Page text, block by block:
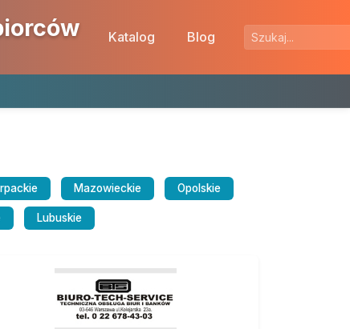
Katalog Blog
Mazowieckie Opolskie
Lubuskie